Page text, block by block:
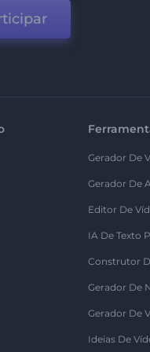
Gerador De
Gerador De
Editor De
IA De Texto
Construtor
Gerador De
Gerador De
Ideias De